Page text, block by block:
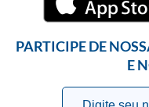
PARTICIPE DE
E